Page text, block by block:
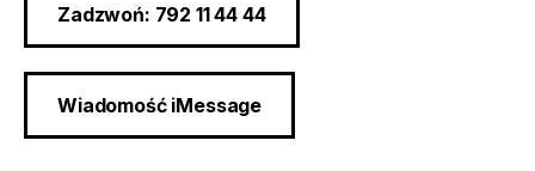
Zadzwoń: 792 11 44 44
Wiadomość iMessage